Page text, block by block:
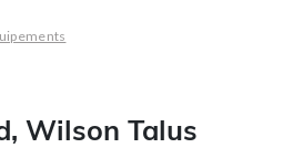
Wilson Talus